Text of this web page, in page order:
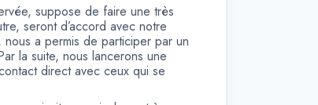
suppose de faire une très
seront d’accord avec notre
a permis de participer par un
la suite, nous lancerons une
direct avec ceux qui se